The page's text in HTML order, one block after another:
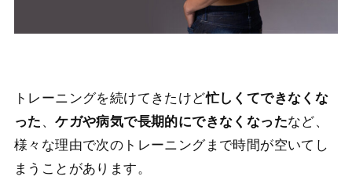
トレーニングを続けてきたけど忙しくてできなくな
った 、ケガや病気で長期的にできなくなったなど、
様々な理由で次のトレーニングまで時間が空いてし
まうことがあります。